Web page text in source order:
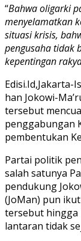
“Bahwa oligarki
menyelamatkan
situasi krisis,
pengusaha tidak
kepentingan
Edisi.Id,Jakarta-
han Jokowi-
tersebut
penggabungan
pembentukan
Partai politik
salah satunya
pendukung
(JoMan) pun
tersebut hingga
lantaran tidak